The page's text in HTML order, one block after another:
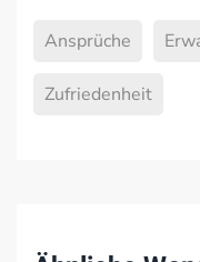
Ansprüche
Zufriedenheit